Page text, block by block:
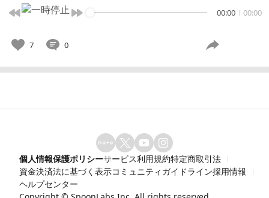
00:00 00:00
7 0
個人情報保護ポリシーサービス利用規約特定商取引法
資金決済法に基づく表示コミュニティガイドライン採用情報
ヘルプセンター